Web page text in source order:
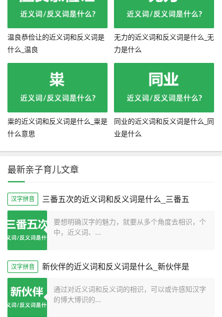
温良恭俭让的近义词和反义词是
什么_温良
无力的近义词和反义词是什么_无
力是什么
粜的近义词和反义词是什么_粜是
什么意思
同业的近义词和反义词是什么_同
业是什么
最新亲子育儿文章
汉字拼音 三番五次的近义词和反义词是什么_三番五
要想明确汉字的魅力，就要从多个角度去相识，个
中，近义词、...
汉字拼音 新伙伴的近义词和反义词是什么_新伙伴是
通过对近义词和反义词的相识，可以或许感知汉字
的博大博识的...